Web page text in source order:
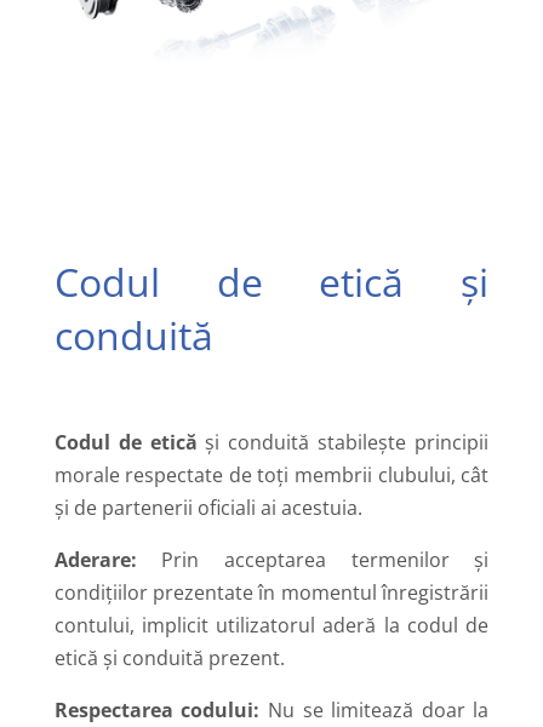
Codul de etică și
conduită
Codul de etică și conduită stabilește principii
morale respectate de toți membrii clubului, cât
și de partenerii oficiali ai acestuia.
Aderare: Prin acceptarea termenilor și
condițiilor prezentate în momentul înregistrării
contului, implicit utilizatorul aderă la codul de
etică și conduită prezent.
Respectarea codului: Nu se limitează doar la